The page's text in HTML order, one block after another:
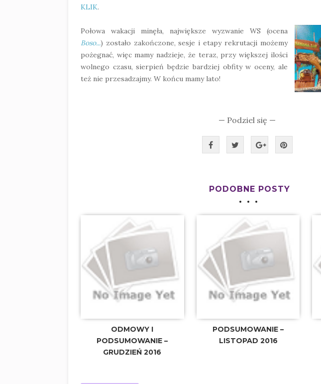
KLIK.
Połowa wakacji minęła, największe wyzwanie WS (ocena
Boso...) zostało zakończone, sesje i etapy rekrutacji możemy
pożegnać, więc mamy nadzieje, że teraz, przy większej ilości
wolnego czasu, sierpień będzie bardziej obfity w oceny, ale
też nie przesadzajmy. W końcu mamy lato!
— Podziel się —
PODOBNE POSTY
ODMOWY I
PODSUMOWANIE –
GRUDZIEŃ 2016
PODSUMOWANIE –
LISTOPAD 2016